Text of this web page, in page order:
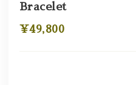
Bracelet
¥49,800